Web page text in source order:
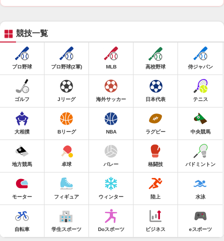
競技一覧
プロ野球 プロ野球(2軍) MLB 高校野球 侍ジャパン
ゴルフ Jリーグ 海外サッカー 日本代表 テニス
大相撲 Bリーグ NBA ラグビー 中央競馬
地方競馬 卓球 バレー 格闘技 バドミントン
モーター フィギュア ウィンター 陸上 水泳
自転車 学生スポーツ Doスポーツ ビジネス eスポーツ